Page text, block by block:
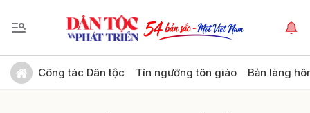
Công tác Dân tộc Tín ngưỡng tôn giáo Bản làng
Gửi bình luận